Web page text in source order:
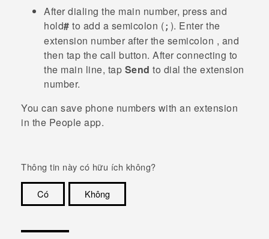
After dialing the main number, press and
hold# to add a semicolon (; ). Enter the
extension number after the semicolon , and
then tap the call button. After connecting to
the main line, tap Send to dial the extension
number.
You can save phone numbers with an extension
in the People app.
Thông tin này có hữu ích không?
Có
Không